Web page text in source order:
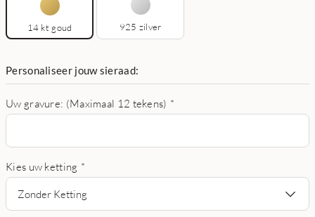
14 kt goud 925 zilver
Personaliseer jouw sieraad:
Uw gravure: (Maximaal 12 tekens) *
Kies uw ketting *
Zonder Ketting